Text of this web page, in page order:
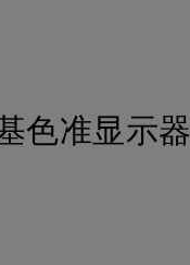
色准显示器